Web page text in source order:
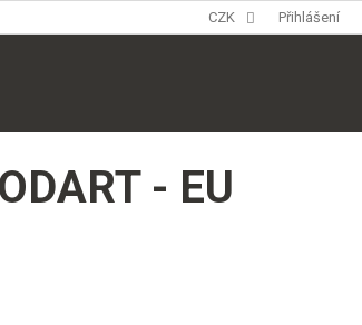
CZK Přihlášení
- EU